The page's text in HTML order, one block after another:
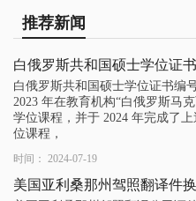
推荐新闻
白俄罗斯共和国硕士学位证
白俄罗斯共和国硕士学位证书编
2023 年在教育机构“白俄罗斯马
学位课程，并于 2024 年完成了
位课程，
时间： 2024-07-19
美国亚利桑那州驾照翻译件